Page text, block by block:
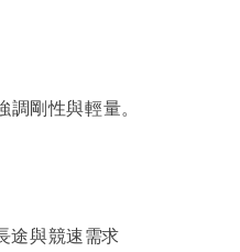
剛性與輕量。
途與競速需求